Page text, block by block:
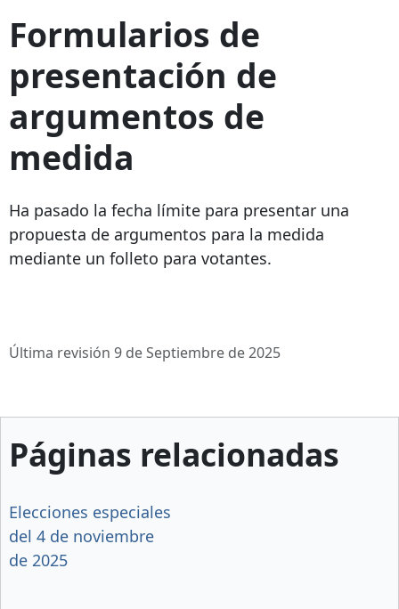
Formularios de
presentación de
argumentos de
medida
Ha pasado la fecha límite para presentar una
propuesta de argumentos para la medida
mediante un folleto para votantes.
Última revisión 9 de Septiembre de 2025
Páginas relacionadas
Elecciones especiales
del 4 de noviembre
de 2025